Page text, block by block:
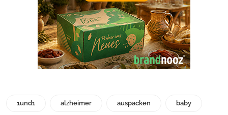
1und1 alzheimer auspacken baby